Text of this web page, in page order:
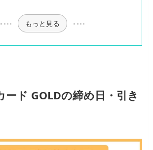
もっと見る
ド GOLDの締め日・引き